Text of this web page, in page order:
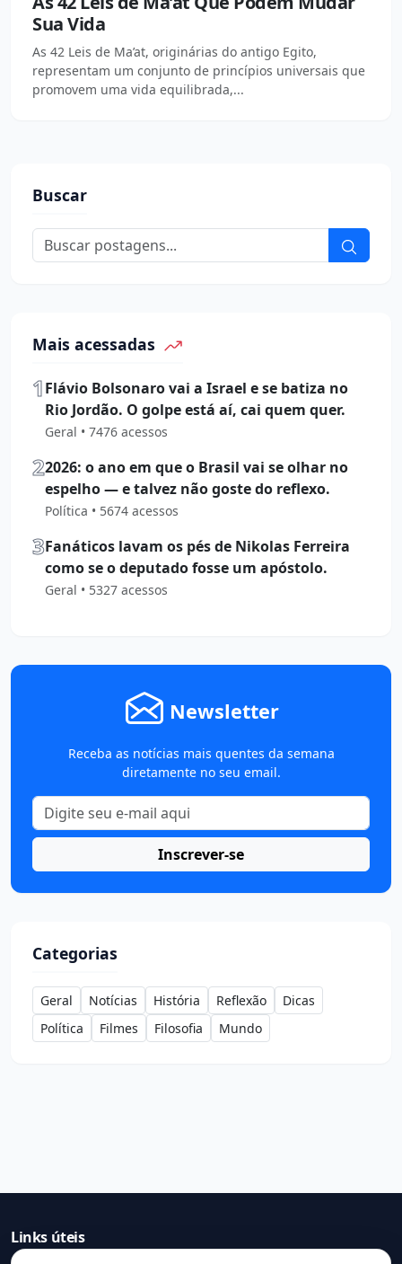
Sua Vida
As 42 Leis de Ma’at, originárias do antigo Egito,
representam um conjunto de princípios universais que
promovem uma vida equilibrada,...
Buscar
Mais acessadas
1Flávio Bolsonaro vai a Israel e se batiza no
Rio Jordão. O golpe está aí, cai quem quer.
Geral • 7476 acessos
22026: o ano em que o Brasil vai se olhar no
espelho — e talvez não goste do reflexo.
Política • 5674 acessos
3Fanáticos lavam os pés de Nikolas Ferreira
como se o deputado fosse um apóstolo.
Geral • 5327 acessos
Newsletter
Receba as notícias mais quentes da semana
diretamente no seu email.
Inscrever-se
Categorias
Geral Notícias História Reflexão
Dicas
Política
Filmes Filosofia Mundo
Links úteis